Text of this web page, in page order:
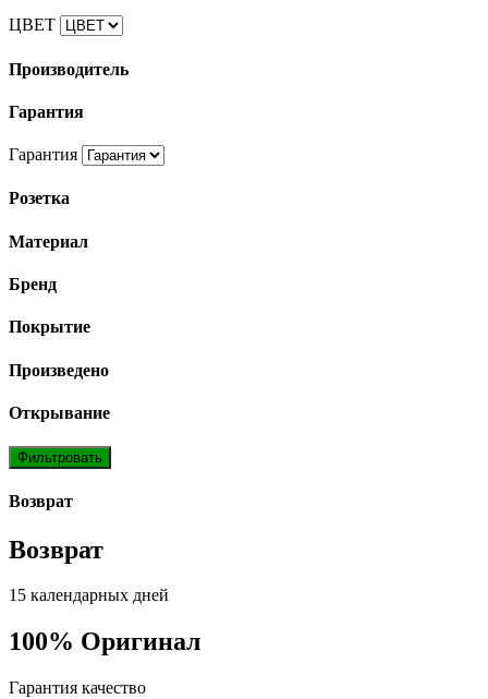
ЦВЕТ
Производитель
Гарантия
Гарантия
Розетка
Материал
Бренд
Покрытие
Произведено
Открывание
Фильтровать
Возврат
Возврат
15 календарных дней
100% Оригинал
Гарантия качество